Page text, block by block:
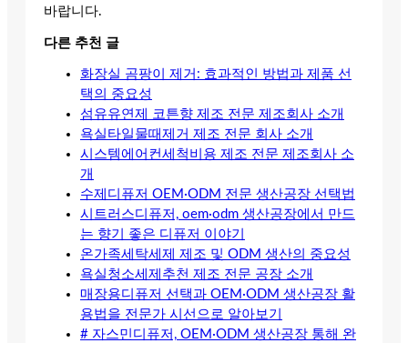
바랍니다.
다른 추천 글
화장실 곰팡이 제거: 효과적인 방법과 제품 선
택의 중요성
섬유유연제 코튼향 제조 전문 제조회사 소개
욕실타일물때제거 제조 전문 회사 소개
시스템에어컨세척비용 제조 전문 제조회사 소
개
수제디퓨저 OEM·ODM 전문 생산공장 선택법
시트러스디퓨저, oem·odm 생산공장에서 만드
는 향기 좋은 디퓨저 이야기
온가족세탁세제 제조 및 ODM 생산의 중요성
욕실청소세제추천 제조 전문 공장 소개
매장용디퓨저 선택과 OEM·ODM 생산공장 활
용법을 전문가 시선으로 알아보기
# 자스민디퓨저, OEM·ODM 생산공장 통해 완